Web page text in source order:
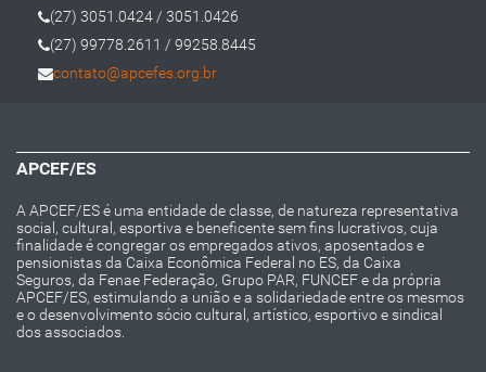
(27) 3051.0424 / 3051.0426
(27) 99778.2611 / 99258.8445
contato@apcefes.org.br
APCEF/ES
A APCEF/ES é uma entidade de classe, de natureza representativa
social, cultural, esportiva e beneficente sem fins lucrativos, cuja
finalidade é congregar os empregados ativos, aposentados e
pensionistas da Caixa Econômica Federal no ES, da Caixa
Seguros, da Fenae Federação, Grupo PAR, FUNCEF e da própria
APCEF/ES, estimulando a união e a solidariedade entre os mesmos
e o desenvolvimento sócio cultural, artístico, esportivo e sindical
dos associados.